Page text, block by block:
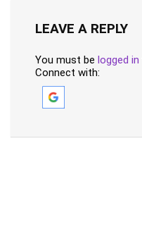
LEAVE A REPLY
You must be logged in
Connect with: